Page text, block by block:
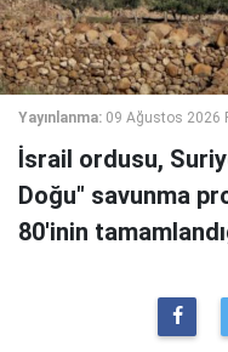
Yayınlanma: 09 Ağustos 2026
İsrail ordusu,
Doğu" savunma
80'inin